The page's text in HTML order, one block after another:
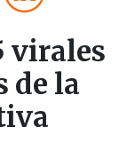
virales
de la